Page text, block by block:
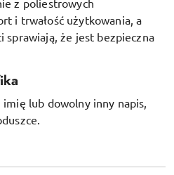
i trwałość użytkowania, a
sprawiają, że jest bezpieczna
lub dowolny inny napis,